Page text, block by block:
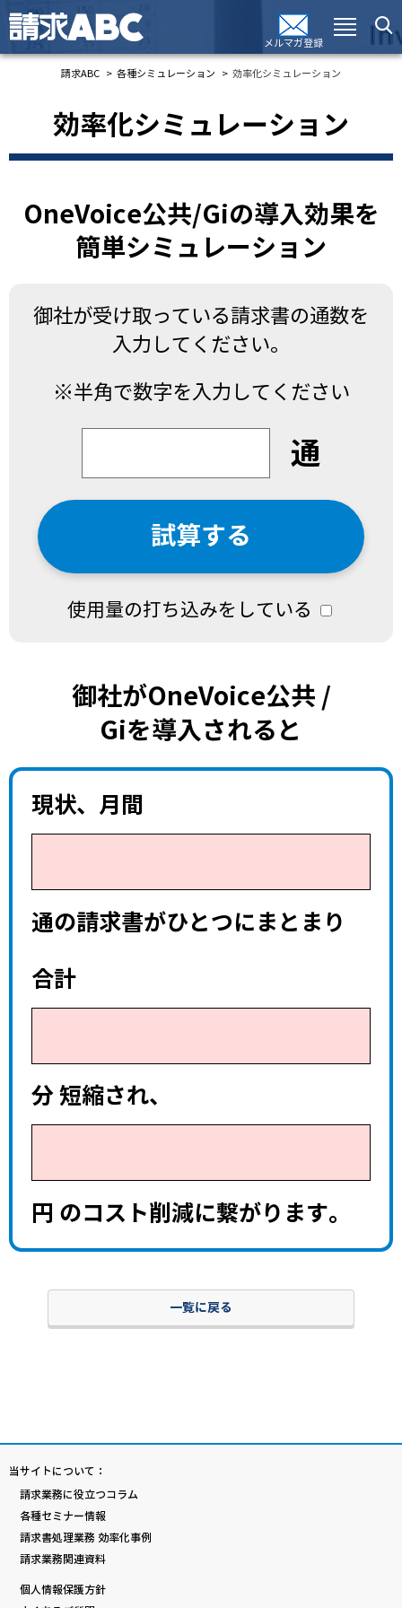
メルマガ登録
請求ABC 各種シミュレーション 効率化シミュレーション
効率化シミュレーション
OneVoice公共/Giの導入効果を
簡単シミュレーション
御社が受け取っている請求書の通数を
入力してください。
※半角で数字を入力してください
通
使用量の打ち込みをしている
御社がOneVoice公共 /
Giを導入されると
現状、月間
通の請求書がひとつにまとまり
合計
分 短縮され、
円 のコスト削減に繋がります。
一覧に戻る
当サイトについて：
請求業務に役立つコラム
各種セミナー情報
請求書処理業務 効率化事例
請求業務関連資料
個人情報保護方針